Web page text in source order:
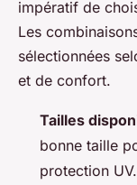
impératif de
Les
sélectionnées
et de confort.
Tailles
bonne taille
protection